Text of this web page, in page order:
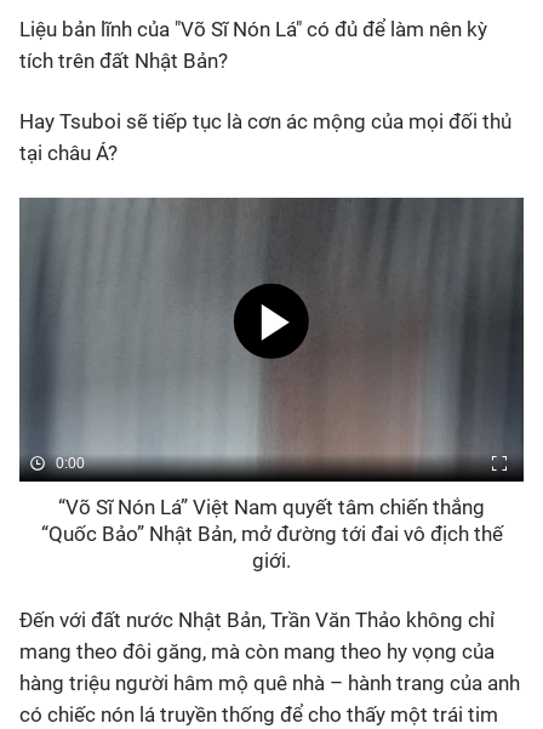
Liệu bản lĩnh của "Võ Sĩ Nón Lá" có đủ để làm nên kỳ
tích trên đất Nhật Bản?
Hay Tsuboi sẽ tiếp tục là cơn ác mộng của mọi đối thủ
tại châu Á?
0:00
“Võ Sĩ Nón Lá” Việt Nam quyết tâm chiến thắng
“Quốc Bảo” Nhật Bản, mở đường tới đai vô địch thế
giới.
Đến với đất nước Nhật Bản, Trần Văn Thảo không chỉ
mang theo đôi găng, mà còn mang theo hy vọng của
hàng triệu người hâm mộ quê nhà – hành trang của anh
có chiếc nón lá truyền thống để cho thấy một trái tim